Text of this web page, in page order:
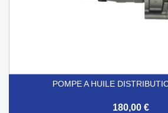
POMPE A HUILE
180,00 €